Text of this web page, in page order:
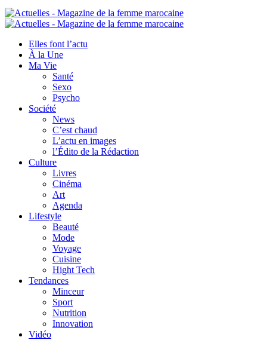
Elles font l’actu
À la Une
Ma Vie
Santé
Sexo
Psycho
Société
News
C’est chaud
L’actu en images
l’Édito de la Rédaction
Culture
Livres
Cinéma
Art
Agenda
Lifestyle
Beauté
Mode
Voyage
Cuisine
Hight Tech
Tendances
Minceur
Sport
Nutrition
Innovation
Vidéo